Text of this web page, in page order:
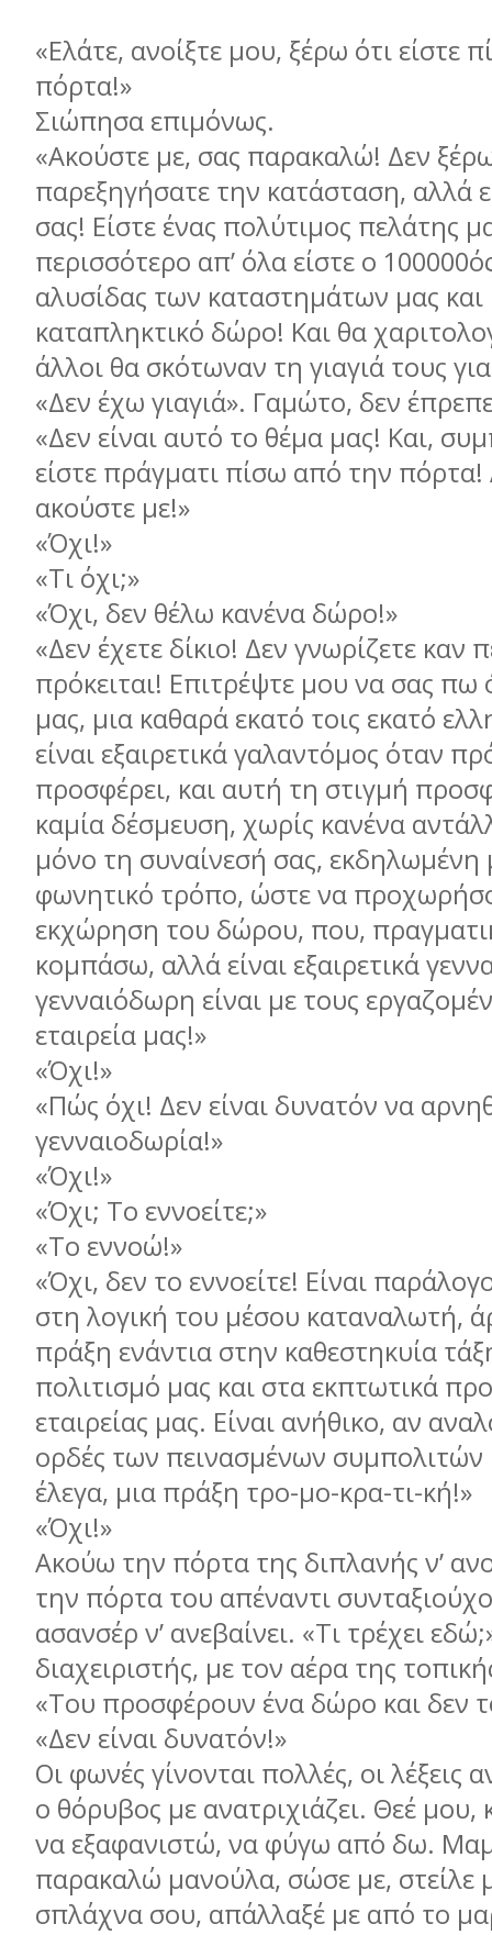
«Ελάτε, ανοίξτε μου, ξέρω ότι είστε
πόρτα!»
Σιώπησα επιμόνως.
«Ακούστε με, σας παρακαλώ! Δεν ξέρω
παρεξηγήσατε την κατάσταση, αλλά
σας! Είστε ένας πολύτιμος πελάτης
περισσότερο απ’ όλα είστε ο
αλυσίδας των καταστημάτων μας και
καταπληκτικό δώρο! Και θα
άλλοι θα σκότωναν τη γιαγιά τους
«Δεν έχω γιαγιά». Γαμώτο, δεν
«Δεν είναι αυτό το θέμα μας! Και,
είστε πράγματι πίσω από την πόρτα!
ακούστε με!»
«Όχι!»
«Τι όχι;»
«Όχι, δεν θέλω κανένα δώρο!»
«Δεν έχετε δίκιο! Δεν γνωρίζετε καν
πρόκειται! Επιτρέψτε μου να σας πω
μας, μια καθαρά εκατό τοις εκατό
είναι εξαιρετικά γαλαντόμος όταν
προσφέρει, και αυτή τη στιγμή
καμία δέσμευση, χωρίς κανένα
μόνο τη συναίνεσή σας,
φωνητικό τρόπο, ώστε να
εκχώρηση του δώρου, που,
κομπάσω, αλλά είναι εξαιρετικά
γενναιόδωρη είναι με τους
εταιρεία μας!»
«Όχι!»
«Πώς όχι! Δεν είναι δυνατόν να
γενναιοδωρία!»
«Όχι!»
«Όχι; Το εννοείτε;»
«Το εννοώ!»
«Όχι, δεν το εννοείτε! Είναι
στη λογική του μέσου καταναλωτή,
πράξη ενάντια στην καθεστηκυία
πολιτισμό μας και στα εκπτωτικά
εταιρείας μας. Είναι ανήθικο, αν
ορδές των πεινασμένων συμπολιτών
έλεγα, μια πράξη τρο-μο-κρα-τι-κή!»
«Όχι!»
Ακούω την πόρτα της διπλανής ν’
την πόρτα του απέναντι
ασανσέρ ν’ ανεβαίνει. «Τι τρέχει
διαχειριστής, με τον αέρα της
«Του προσφέρουν ένα δώρο και δεν
«Δεν είναι δυνατόν!»
Οι φωνές γίνονται πολλές, οι λέξεις
ο θόρυβος με ανατριχιάζει. Θεέ μου,
να εξαφανιστώ, να φύγω από δω.
παρακαλώ μανούλα, σώσε με, στείλε
σπλάχνα σου, απάλλαξέ με από το